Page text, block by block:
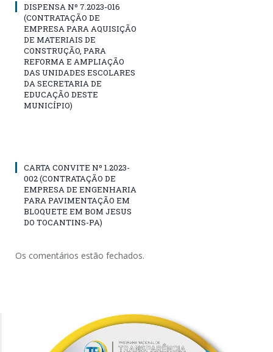
DISPENSA Nº 7.2023-016
(CONTRATAÇÃO DE
EMPRESA PARA AQUISIÇÃO
DE MATERIAIS DE
CONSTRUÇÃO, PARA
REFORMA E AMPLIAÇÃO
DAS UNIDADES ESCOLARES
DA SECRETARIA DE
EDUCAÇÃO DESTE
MUNICÍPIO)
CARTA CONVITE Nº 1.2023-
002 (CONTRATAÇÃO DE
EMPRESA DE ENGENHARIA
PARA PAVIMENTAÇÃO EM
BLOQUETE EM BOM JESUS
DO TOCANTINS-PA)
Os comentários estão fechados.